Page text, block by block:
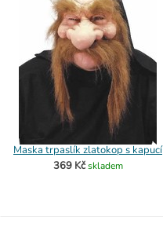
Maska trpaslík zlatokop s kapucí
369 Kč skladem